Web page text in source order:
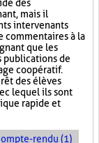
des
mais il
intervenants
commentaires à la
que les
publications de
coopératif.
des élèves
lequel ils sont
rapide et
rendu (1)